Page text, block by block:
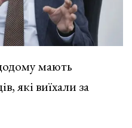
мають
які виїхали за